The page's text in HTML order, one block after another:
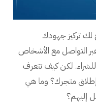
لك تركيز جهودك
التواصل مع الأشخاص
لكن كيف تتعرف
متجرك؟ وما هي
إليهم؟